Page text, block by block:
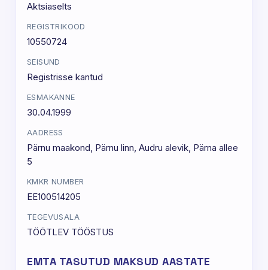
Aktsiaselts
REGISTRIKOOD
10550724
SEISUND
Registrisse kantud
ESMAKANNE
30.04.1999
AADRESS
Pärnu maakond, Pärnu linn, Audru alevik, Pärna allee
5
KMKR NUMBER
EE100514205
TEGEVUSALA
TÖÖTLEV TÖÖSTUS
EMTA TASUTUD MAKSUD AASTATE